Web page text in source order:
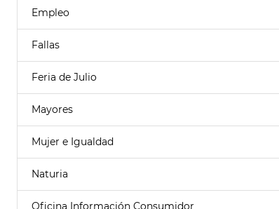
Empleo
Fallas
Feria de Julio
Mayores
Mujer e Igualdad
Naturia
Oficina Información Consumidor